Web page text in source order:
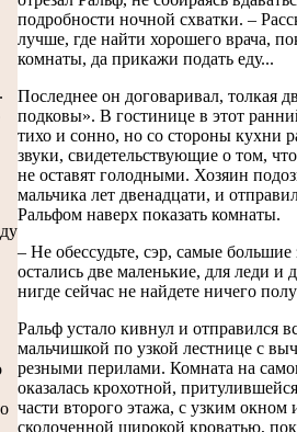
подробности ночной схватки. –
лучше, где найти хорошего врача,
комнаты, да прикажи подать еду...
Последнее он договаривал, толкая
подковы». В гостинице в этот
тихо и сонно, но со стороны кухни
звуки, свидетельствующие о том,
не оставят голодными. Хозяин
мальчика лет двенадцати, и
Ральфом наверх показать комнаты.
– Не обессудьте, сэр, самые большие
остались две маленькие, для леди и
нигде сейчас не найдете ничего
Ральф устало кивнул и отправился
мальчишкой по узкой лестнице с
резными перилами. Комната на
оказалась крохотной,
части второго этажа, с узким окном
сколоченной широкой кроватью,